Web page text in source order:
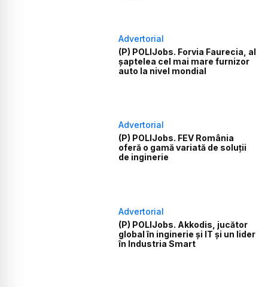
Advertorial
(P) POLIJobs. Forvia Faurecia, al
șaptelea cel mai mare furnizor
auto la nivel mondial
Advertorial
(P) POLIJobs. FEV România
oferă o gamă variată de soluții
de inginerie
Advertorial
(P) POLIJobs. Akkodis, jucător
global în inginerie și IT și un lider
în Industria Smart